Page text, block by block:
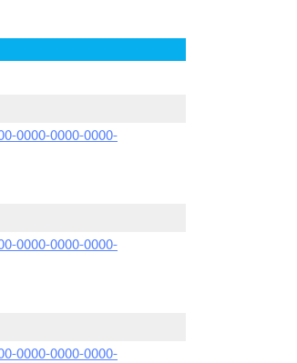
0000-0000-0000-
0000-0000-0000-
0000-0000-0000-